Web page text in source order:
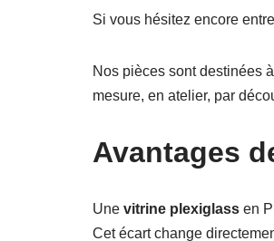
Si vous hésitez encore
Nos pièces sont destinées
mesure, en atelier, par
Avantages
Une vitrine plexiglass en
Cet écart change